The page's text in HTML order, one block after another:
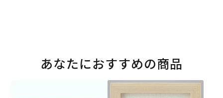
あなたにおすすめの商品